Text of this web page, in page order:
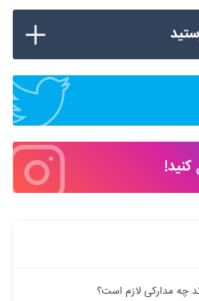
کنید!
چه مدارکی لازم است؟